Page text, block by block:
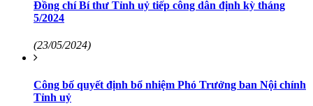
Đồng chí Bí thư Tỉnh uỷ tiếp công dân định kỳ tháng
5/2024
(23/05/2024)
Công bố quyết định bổ nhiệm Phó Trưởng ban Nội chính
Tỉnh uỷ